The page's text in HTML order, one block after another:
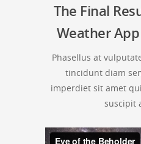
The Final
Weather
Phasellus at
tincidunt diam
imperdiet sit amet
suscipit